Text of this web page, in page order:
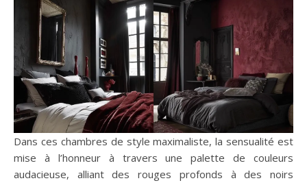
Dans ces chambres de style maximaliste, la sensualité est
mise à l’honneur à travers une palette de couleurs
audacieuse, alliant des rouges profonds à des noirs